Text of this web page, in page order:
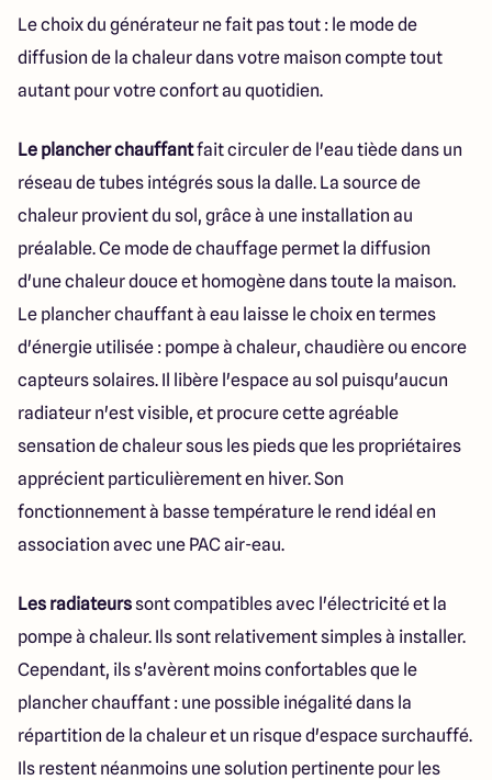
Le choix du générateur ne fait pas tout : le mode de
diffusion de la chaleur dans votre maison compte tout
autant pour votre confort au quotidien.
Le plancher chauffantfait circuler de l'eau tiède dans un
réseau de tubes intégrés sous la dalle. La source de
chaleur provient du sol, grâce à une installation au
préalable. Ce mode de chauffage permet la diffusion
d'une chaleur douce et homogène dans toute la maison.
Le plancher chauffant à eau laisse le choix en termes
d'énergie utilisée : pompe à chaleur, chaudière ou encore
capteurs solaires. Il libère l'espace au sol puisqu'aucun
radiateur n'est visible, et procure cette agréable
sensation de chaleur sous les pieds que les propriétaires
apprécient particulièrement en hiver. Son
fonctionnement à basse température le rend idéal en
association avec une PAC air-eau.
Les radiateurssont compatibles avec l'électricité et la
pompe à chaleur. Ils sont relativement simples à installer.
Cependant, ils s'avèrent moins confortables que le
plancher chauffant : une possible inégalité dans la
répartition de la chaleur et un risque d'espace surchauffé.
Ils restent néanmoins une solution pertinente pour les